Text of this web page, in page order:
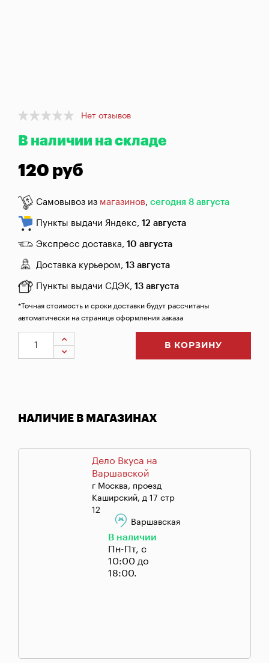
Коптильни
магазинов
заказ
Заказать
Item
of
Нет отзывов
В наличии на складе
120 руб
Самовывоз из магазинов, сегодня 8 августа
Пункты выдачи Яндекс, 12 августа
Экспресс доставка, 10 августа
Доставка курьером, 13 августа
Пункты выдачи СДЭК, 13 августа
*Точная стоимость и сроки доставки будут рассчитаны
автоматически на странице оформления заказа
В КОРЗИНУ
НАЛИЧИЕ В МАГАЗИНАХ
Дело Вкуса на
Варшавской
г Москва, проезд
Каширский, д 17 стр
12
Варшавская
В наличии
Пн-Пт, с
10:00 до
18:00.